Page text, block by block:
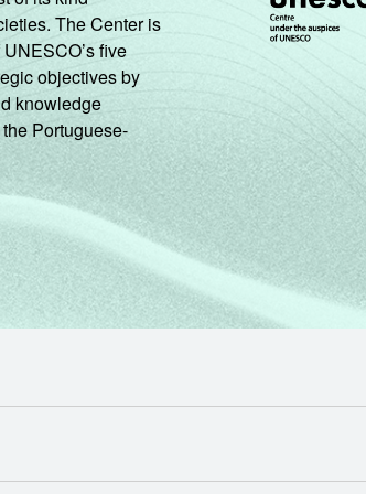
The Center is
five
objectives by
knowledge
Portuguese-
ABA)ABA)
NOVA ABA)
NOVA ABA)
EM NOVA ABA)
(ABRE EM NOVA ABA)
NIC.BR (ABRE EM NOVA ABA)
(ABRE EM NOVA ABA)